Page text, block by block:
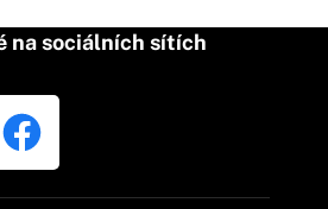
na sociálních sítích